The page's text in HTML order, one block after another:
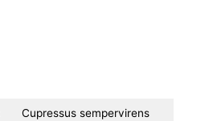
Cupressus sempervirens